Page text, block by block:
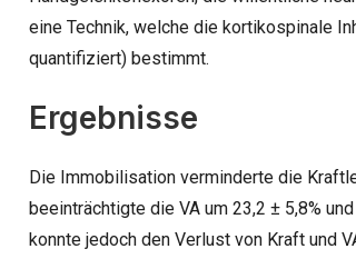
eine Technik, welche die kortikospinale
quantifiziert) bestimmt.
Ergebnisse
Die Immobilisation verminderte die
beeinträchtigte die VA um 23,2 ± 5,8%
konnte jedoch den Verlust von Kraft und